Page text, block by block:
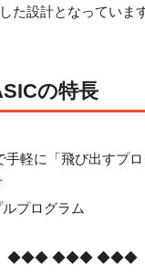
た設計となっています
の特長
手軽に「飛び出すプ
プログラム
◆◆◆ ◆◆◆ ◆◆◆